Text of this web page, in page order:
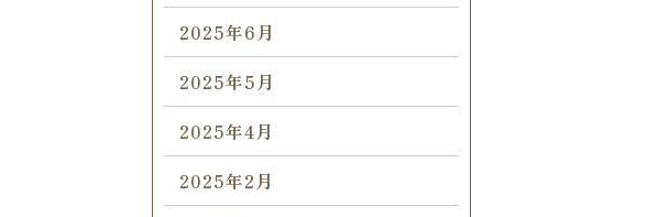
2025年6月
2025年5月
2025年4月
2025年2月